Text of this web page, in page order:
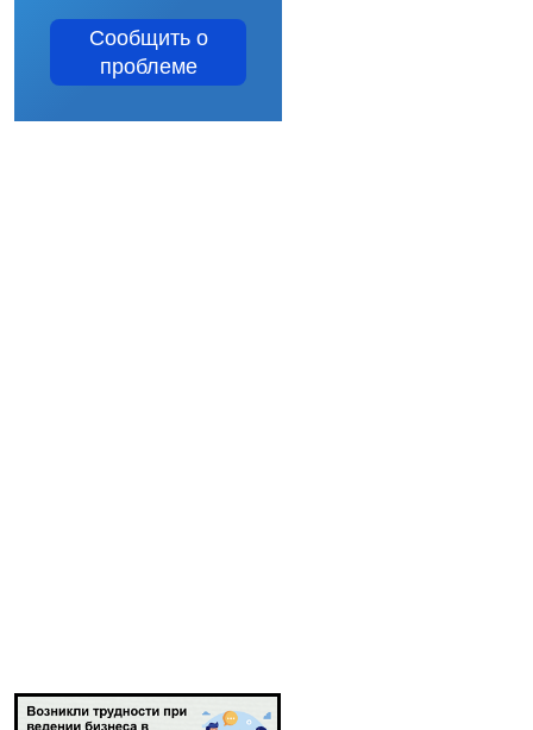
Сообщить о
проблеме